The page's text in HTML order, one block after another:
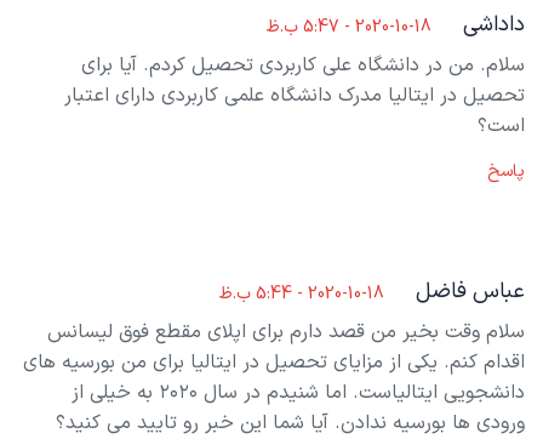
داداشی 2020-10-18 - 5:47 ب.ظ
سلام. من در دانشگاه علی کاربردی تحصیل کردم. آیا برای
تحصیل در ایتالیا مدرک دانشگاه علمی کاربردی دارای اعتبار
است؟
پاسخ
عباس فاضل 2020-10-18 - 5:44 ب.ظ
سلام وقت بخیر من قصد دارم برای اپلای مقطع فوق لیسانس
اقدام کنم. یکی از مزایای تحصیل در ایتالیا برای من بورسیه های
دانشجویی ایتالیاست. اما شنیدم در سال ۲۰۲۰ به خیلی از
ورودی ها بورسیه ندادن. آیا شما این خبر رو تایید می کنید؟